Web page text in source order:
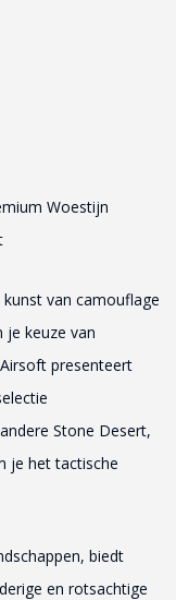
Woestijn
van camouflage
je keuze van
presenteert
Stone Desert,
je het tactische
biedt
en rotsachtige